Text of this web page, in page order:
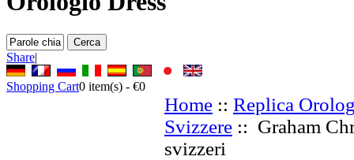
Share|
Shopping Cart0 item(s) - €0
Home :: Replica
Svizzere :: Graham
svizzeri